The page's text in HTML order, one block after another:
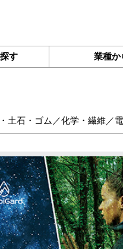
す 業種か
土石・ゴム／化学・繊維／